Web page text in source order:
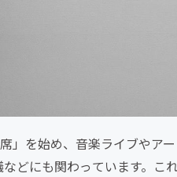
」を始め、音楽ライブやア
どにも関わっています。こ